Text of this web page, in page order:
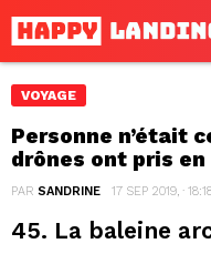
VOYAGE
Personne n’était
drônes ont pris
PAR SANDRINE 17 SEP 2019, ·
45. La baleine